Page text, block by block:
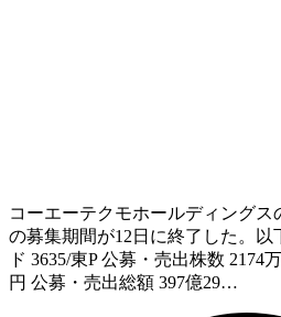
コーエーテクモホールディングス
の募集期間が12日に終了した。以
ド 3635/東P 公募・売出株数 2174
円 公募・売出総額 397億29…